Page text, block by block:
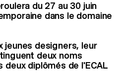
du 27 au 30 juin
dans le domaine
jeunes designers, leur
deux noms
deux diplômés de l'ECAL